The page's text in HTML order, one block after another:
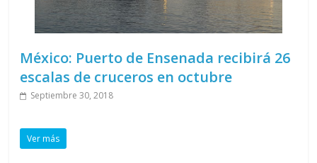
México: Puerto de Ensenada recibirá 26
escalas de cruceros en octubre
Septiembre 30, 2018
Ver más